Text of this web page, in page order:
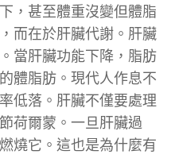
，甚至體重沒變但體脂
而在於肝臟代謝。肝臟
當肝臟功能下降，脂肪
體脂肪。現代人作息不
低落。肝臟不僅要處理
荷爾蒙。一旦肝臟過
燒它。這也是為什麼有